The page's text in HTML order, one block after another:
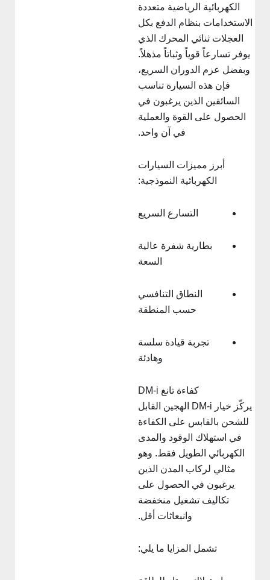
الكهربائية الرياضية متعددة
الاستخدامات بنظام الدفع بكل
العجلات ثنائي المحرك الذي
يوفر تسارعاً قوياً وثباتاً مذهلاً.
وبفضل عزم الدوران السريع،
فإن هذه السيارة تناسب
السائقين الذين يرغبون في
الحصول على القوة والعملية
في آن واحد.
أبرز مميزات السيارات
الكهربائية النموذجية:
التسارع السريع
بطارية شفرة عالية
السعة
النطاق التنافسي
حسب المنطقة
تجربة قيادة سلسة
وهادئة
كفاءة تانغ DM-i
يركّز خيار DM-i الهجين القابل
للشحن بالقابس على الكفاءة
في استهلاك الوقود والمدى
الكهربائي الطويل فقط. وهو
مثالي لركاب المدن الذين
يرغبون في الحصول على
تكاليف تشغيل منخفضة
وانبعاثات أقل.
تشمل المزايا ما يلي: